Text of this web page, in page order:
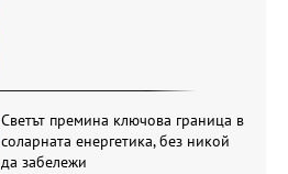
Светът премина ключова граница в
соларната енергетика, без никой
да забележи